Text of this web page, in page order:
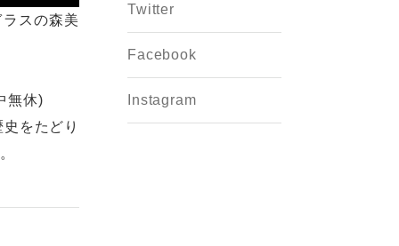
スの森美
無休)
をたどり
Twitter
Facebook
Instagram